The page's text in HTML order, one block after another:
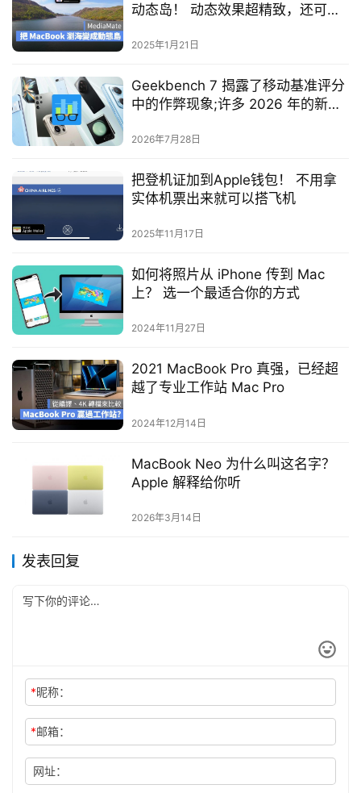
动态岛！ 动态效果超精致，还可换
2025年1月21日
Geekbench 7 揭露了移动基准评分
中的作弊现象;许多 2026 年的新手
2026年7月28日
把登机证加到Apple钱包！ 不用拿
实体机票出来就可以搭飞机
2025年11月17日
如何将照片从 iPhone 传到 Mac
上？ 选一个最适合你的方式
2024年11月27日
2021 MacBook Pro 真强，已经超
越了专业工作站 Mac Pro
2024年12月14日
MacBook Neo 为什么叫这名字？
Apple 解释给你听
2026年3月14日
发表回复
*昵称：
*邮箱：
网址：